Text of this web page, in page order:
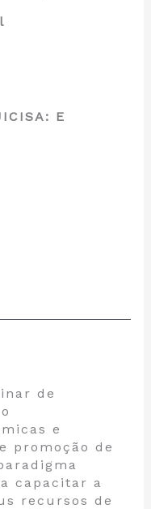
E
de
e
promoção de
capacitar a
recursos de